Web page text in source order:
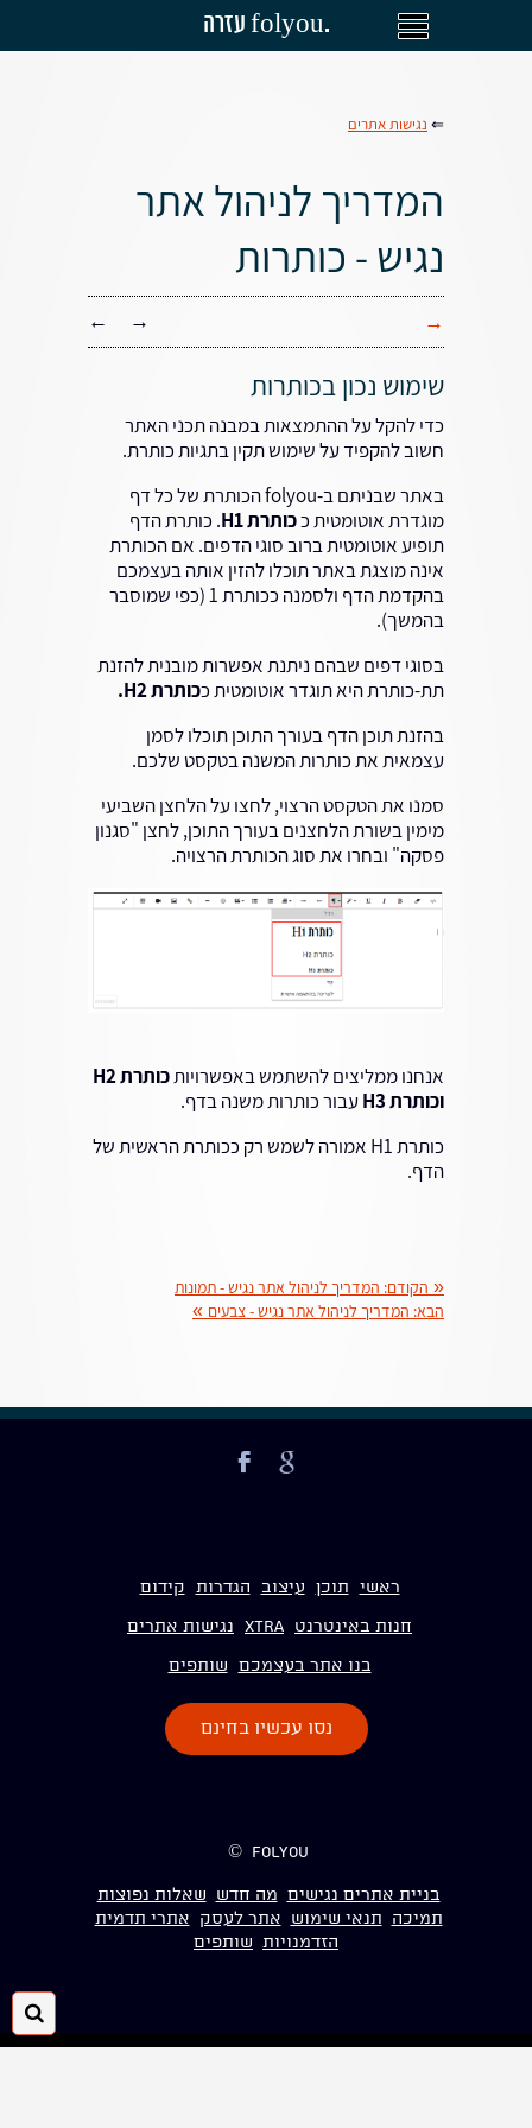
עזרה folyou.
⇐ נגישות אתרים
המדריך לניהול אתר
נגיש - כותרות
→
→
←
שימוש נכון בכותרות
כדי להקל על ההתמצאות במבנה תכני האתר
חשוב להקפיד על שימוש תקין בתגיות כותרת.
באתר שבניתם ב-folyou הכותרת של כל דף
מוגדרת אוטומטית ככותרת H1
. כותרת הדף
תופיע אוטומטית ברוב סוגי הדפים. אם הכותרת
אינה מוצגת באתר תוכלו להזין אותה בעצמכם
בהקדמת הדף ולסמנה ככותרת 1 (כפי שמוסבר
בהמשך).
בסוגי דפים שבהם ניתנת אפשרות מובנית להזנת
תת-כותרת היא תוגדר אוטומטית ככותרת H2.
בהזנת תוכן הדף בעורך התוכן תוכלו לסמן
עצמאית את כותרות המשנה בטקסט שלכם.
סמנו את הטקסט הרצוי, לחצו על הלחצן השביעי
מימין בשורת הלחצנים בעורך התוכן, לחצן "סגנון
פסקה" ובחרו את סוג הכותרת הרצויה.
אנחנו ממליצים להשתמש באפשרויות
כותרת H2
וכותרת H3
עבור כותרות משנה בדף.
כותרת H1 אמורה לשמש רק ככותרת הראשית של
הדף.
« הקודם: המדריך לניהול אתר נגיש - תמונות
הבא: המדריך לניהול אתר נגיש - צבעים »
ראשי תוכן עיצוב הגדרות קידום
חנות באינטרנט Xtra נגישות אתרים
בנו אתר בעצמכם שותפים
נסו עכשיו בחינם
folyou ©
בניית אתרים נגישים מה חדש שאלות נפוצות
תמיכה תנאי שימוש אתר לעסק אתרי תדמית
הזדמנויות שותפים